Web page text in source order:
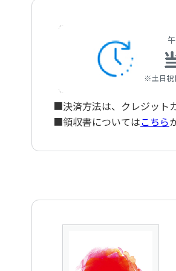
■決済方法は、クレジット
■領収書についてはこちら